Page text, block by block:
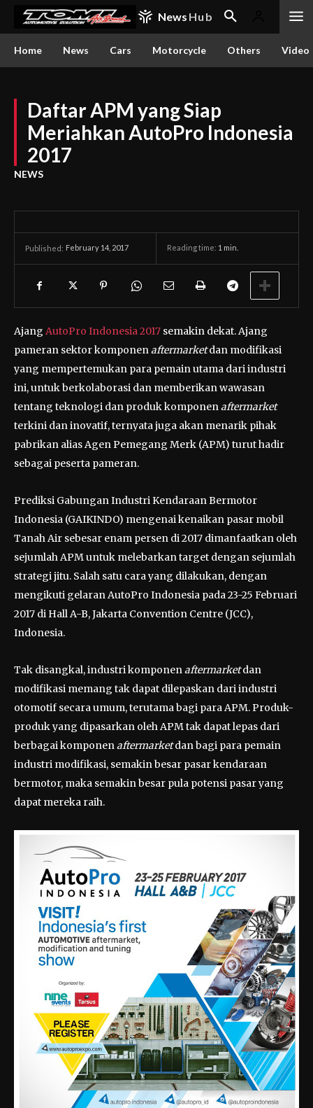
News Hub
Home News Cars Motorcycle Others Video
Daftar APM yang Siap
Meriahkan AutoPro Indonesia
2017
NEWS
Published: February 14, 2017 Reading time: 1 min.
Ajang AutoPro Indonesia 2017 semakin dekat. Ajang
pameran sektor komponenaftermarketdan modifikasi
yang mempertemukan para pemain utama dari industri
ini, untuk berkolaborasi dan memberikan wawasan
tentang teknologi dan produk komponenaftermarket
terkini dan inovatif, ternyata juga akan menarik pihak
pabrikan alias Agen Pemegang Merk (APM) turut hadir
sebagai peserta pameran.
Prediksi Gabungan Industri Kendaraan Bermotor
Indonesia (GAIKINDO) mengenai kenaikan pasar mobil
Tanah Air sebesar enam persen di 2017 dimanfaatkan oleh
sejumlah APM untuk melebarkan target dengan sejumlah
strategi jitu. Salah satu cara yang dilakukan, dengan
mengikuti gelaran AutoPro Indonesia pada 23-25 Februari
2017 di Hall A-B, Jakarta Convention Centre (JCC),
Indonesia.
Tak disangkal, industri komponenaftermarketdan
modifikasi memang tak dapat dilepaskan dari industri
otomotif secara umum, terutama bagi para APM. Produk-
produk yang dipasarkan oleh APM tak dapat lepas dari
berbagai komponenaftermarketdan bagi para pemain
industri modifikasi, semakin besar pasar kendaraan
bermotor, maka semakin besar pula potensi pasar yang
dapat mereka raih.